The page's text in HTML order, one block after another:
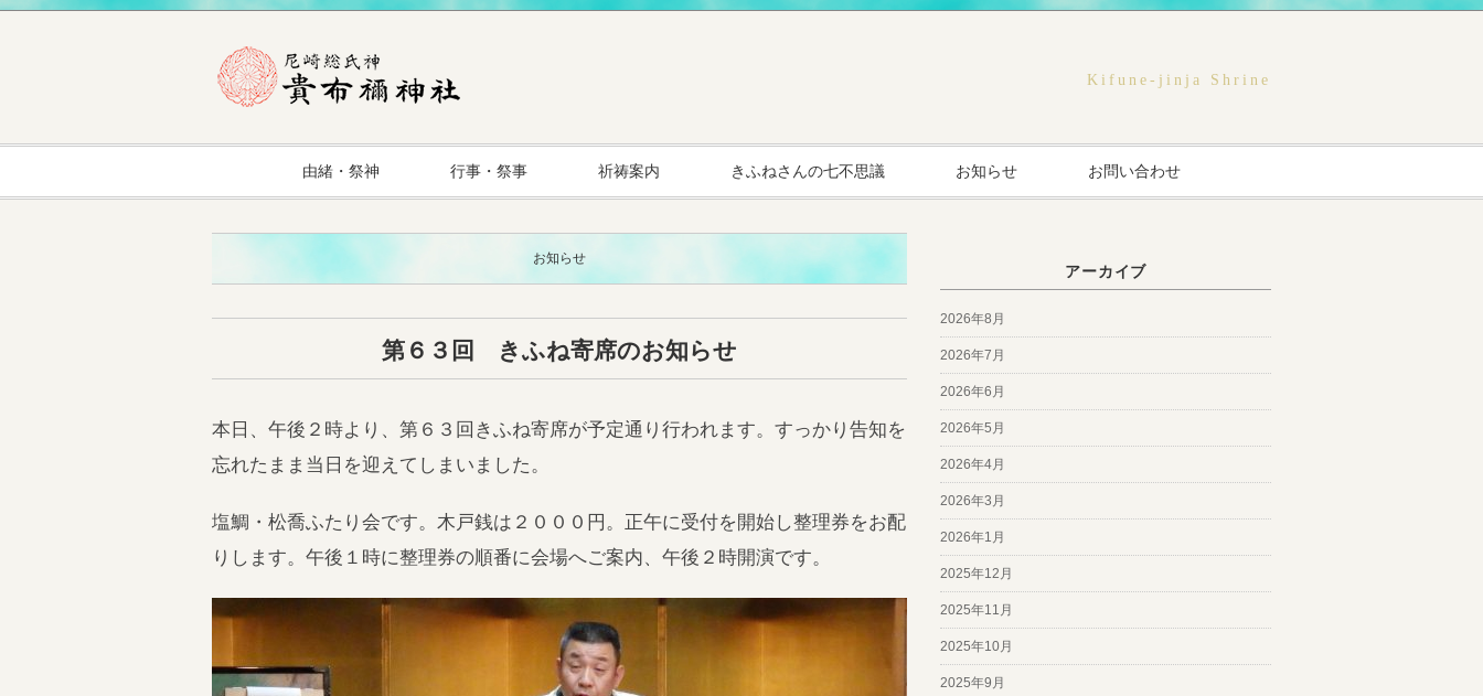
Kifune-jinja Shrine
由緒・祭神 行事・祭事 祈祷案内 きふねさんの七不思議 お知らせ お問い合わせ
お知らせ
第６３回 きふね寄席のお知らせ
本日、午後２時より、第６３回きふね寄席が予定通り行われます。すっかり告知を
忘れたまま当日を迎えてしまいました。
塩鯛・松喬ふたり会です。木戸銭は２０００円。正午に受付を開始し整理券をお配
りします。午後１時に整理券の順番に会場へご案内、午後２時開演です。
アーカイブ
2026年8月
2026年7月
2026年6月
2026年5月
2026年4月
2026年3月
2026年1月
2025年12月
2025年11月
2025年10月
2025年9月